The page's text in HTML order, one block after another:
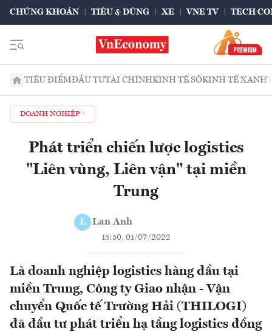
CHỨNG KHOÁN TIÊU & DÙNG XE VNE TV TECH
TIÊU ĐIỂMĐẦU TƯTÀI CHÍNHKINH TẾ SỐKINH TẾ XANH
DOANH NGHIỆP
Phát triển chiến lược logistics
"Liên vùng, Liên vận" tại miền
Trung
L Lan Anh
15:50, 01/07/2022
Là doanh nghiệp logistics hàng đầu tại
miền Trung, Công ty Giao nhận - Vận
chuyển Quốc tế Trường Hải (THILOGI)
đã đầu tư phát triển hạ tầng logistics đồng